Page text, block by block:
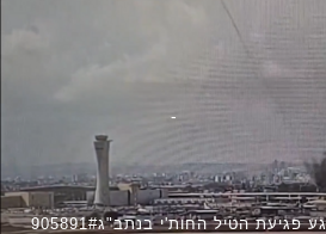
רגע פגיעת הטיל החות'י בנתב"ג